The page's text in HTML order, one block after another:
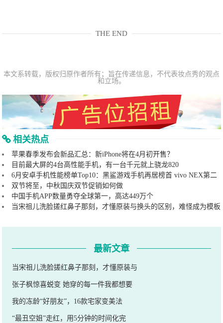
THE END
本文系转载，版权归原作者所有；旨在传递信息，不代表妆点秀的观点
和立场。
相关热点
苹果春季发布会新品汇总：新iPhone将在4月初开售？
目前最大屏的4台高性能手机，有一台千元就上骁龙820
6月安卓手机性能榜单Top10：黑鲨游戏手机再居榜首 vivo NEX第二
双节将至，中秋国庆双节促销如何做
中国手机APP数量勇夺全球第一，高达449万个
当宋祖儿洗脸搓红鼻子那刻，才懂原装与换头的区别，难怪成为模板
最新文章
当宋祖儿洗脸搓红鼻子那刻，才懂原装与
张子枫惊喜蜕变 她穿的每一件我都想要
我的冻龄“好朋友”，16款宅家变美法
“最丑空姐”走红，用5分钟的时间化完